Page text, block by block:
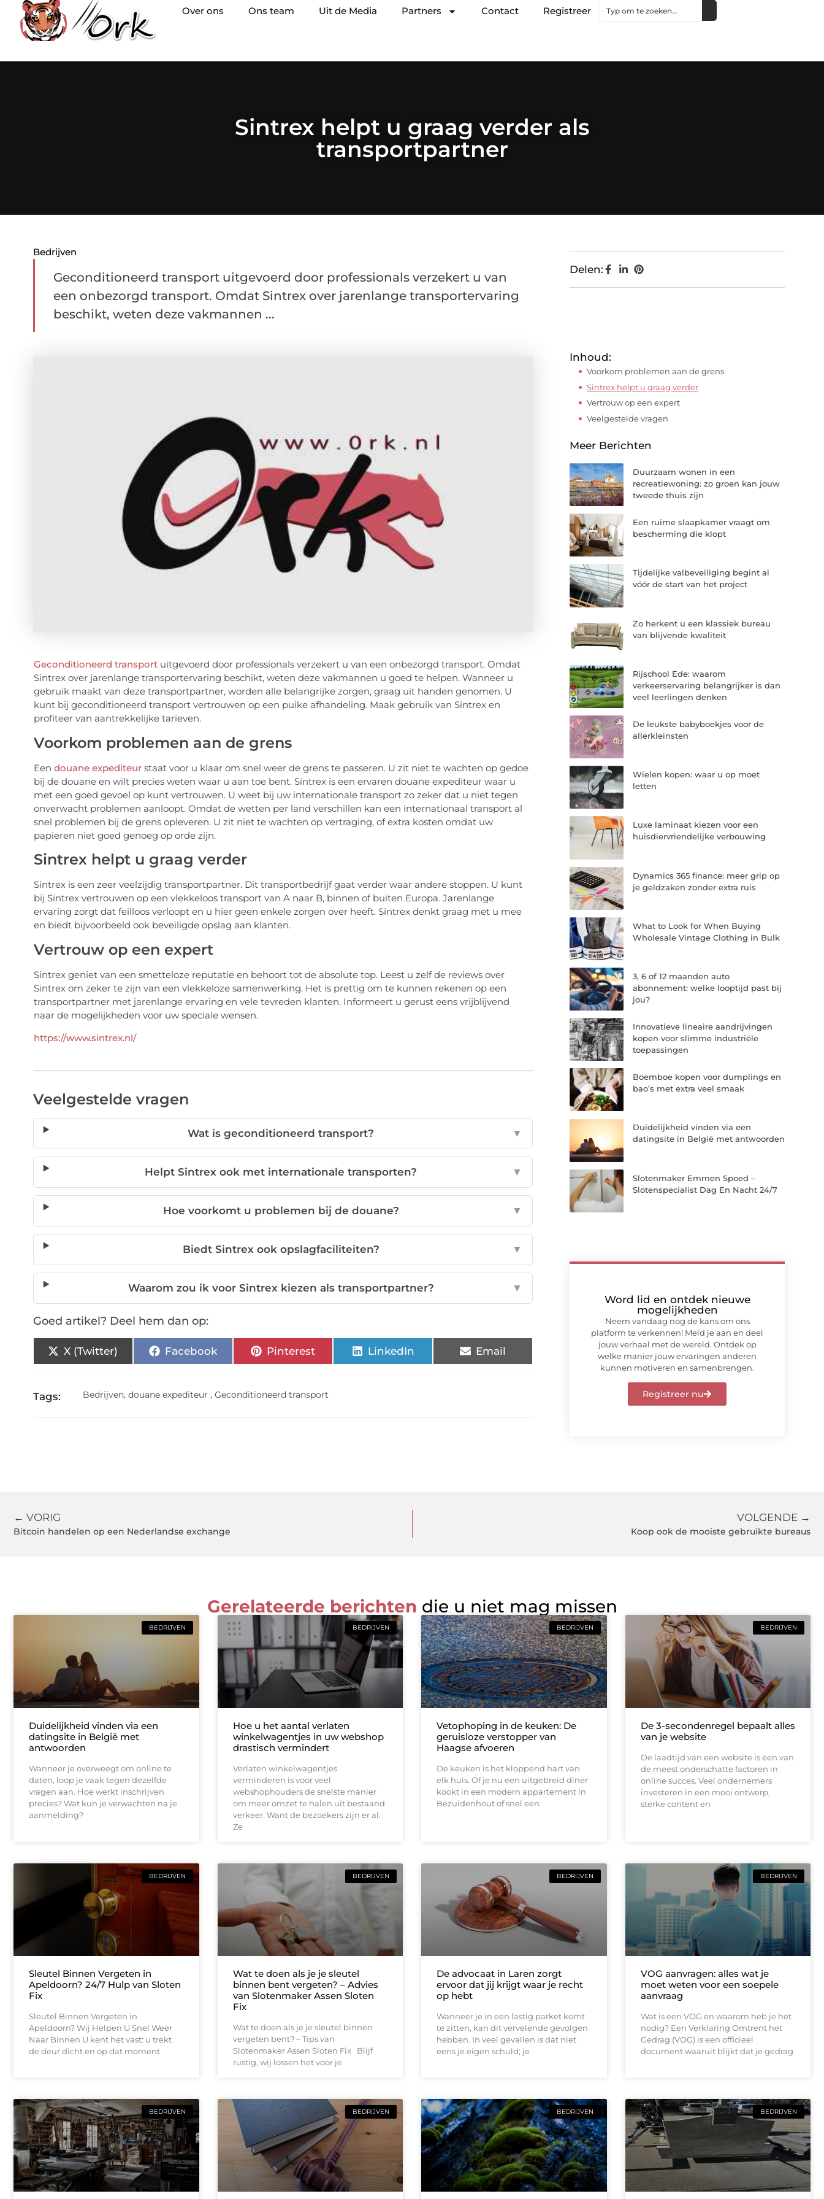
Over ons Ons team Uit de Media Partners Contact Registreer
Sintrex helpt u graag verder als
transportpartner
Bedrijven
Geconditioneerd transport uitgevoerd door professionals verzekert u van
een onbezorgd transport. Omdat Sintrex over jarenlange transportervaring
beschikt, weten deze vakmannen ...
Geconditioneerd transportuitgevoerd door professionals verzekert u van een onbezorgd transport. Omdat
Sintrex over jarenlange transportervaring beschikt, weten deze vakmannen u goed te helpen. Wanneer u
gebruik maakt van deze transportpartner, worden alle belangrijke zorgen, graag uit handen genomen. U
kunt bij geconditioneerd transport vertrouwen op een puike afhandeling. Maak gebruik van Sintrex en
profiteer van aantrekkelijke tarieven.
Voorkom problemen aan de grens
Een douane expediteurstaat voor u klaar om snel weer de grens te passeren. U zit niet te wachten op gedoe
bij de douane en wilt precies weten waar u aan toe bent. Sintrex is een ervaren douane expediteur waar u
met een goed gevoel op kunt vertrouwen. U weet bij uw internationale transport zo zeker dat u niet tegen
onverwacht problemen aanloopt. Omdat de wetten per land verschillen kan een internationaal transport al
snel problemen bij de grens opleveren. U zit niet te wachten op vertraging, of extra kosten omdat uw
papieren niet goed genoeg op orde zijn.
Sintrex helpt u graag verder
Sintrex is een zeer veelzijdig transportpartner. Dit transportbedrijf gaat verder waar andere stoppen. U kunt
bij Sintrex vertrouwen op een vlekkeloos transport van A naar B, binnen of buiten Europa. Jarenlange
ervaring zorgt dat feilloos verloopt en u hier geen enkele zorgen over heeft. Sintrex denkt graag met u mee
en biedt bijvoorbeeld ook beveiligde opslag aan klanten.
Vertrouw op een expert
Sintrex geniet van een smetteloze reputatie en behoort tot de absolute top. Leest u zelf de reviews over
Sintrex om zeker te zijn van een vlekkeloze samenwerking. Het is prettig om te kunnen rekenen op een
transportpartner met jarenlange ervaring en vele tevreden klanten. Informeert u gerust eens vrijblijvend
naar de mogelijkheden voor uw speciale wensen.
https://www.sintrex.nl/
Veelgestelde vragen
Wat is geconditioneerd transport? ▼
Helpt Sintrex ook met internationale transporten? ▼
Hoe voorkomt u problemen bij de douane? ▼
Biedt Sintrex ook opslagfaciliteiten? ▼
Waarom zou ik voor Sintrex kiezen als transportpartner? ▼
Goed artikel? Deel hem dan op:
X (Twitter) Facebook Pinterest LinkedIn Email
Tags: Bedrijven,douane expediteur ,Geconditioneerd transport
Delen:
Inhoud:
Voorkom problemen aan de grens
Sintrex helpt u graag verder
Vertrouw op een expert
Veelgestelde vragen
Meer Berichten
Duurzaam wonen in een
recreatiewoning: zo groen kan jouw
tweede thuis zijn
Een ruime slaapkamer vraagt om
bescherming die klopt
Tijdelijke valbeveiliging begint al
vóór de start van het project
Zo herkent u een klassiek bureau
van blijvende kwaliteit
Rijschool Ede: waarom
verkeerservaring belangrijker is dan
veel leerlingen denken
De leukste babyboekjes voor de
allerkleinsten
Wielen kopen: waar u op moet
letten
Luxe laminaat kiezen voor een
huisdiervriendelijke verbouwing
Dynamics 365 finance: meer grip op
je geldzaken zonder extra ruis
What to Look for When Buying
Wholesale Vintage Clothing in Bulk
3, 6 of 12 maanden auto
abonnement: welke looptijd past bij
jou?
Innovatieve lineaire aandrijvingen
kopen voor slimme industriële
toepassingen
Boemboe kopen voor dumplings en
bao’s met extra veel smaak
Duidelijkheid vinden via een
datingsite in België met antwoorden
Slotenmaker Emmen Spoed –
Slotenspecialist Dag En Nacht 24/7
Word lid en ontdek nieuwe
mogelijkheden
Neem vandaag nog de kans om ons
platform te verkennen! Meld je aan en deel
jouw verhaal met de wereld. Ontdek op
welke manier jouw ervaringen anderen
kunnen motiveren en samenbrengen.
Registreer nu
← VORIG
Bitcoin handelen op een Nederlandse exchange
VOLGENDE →
Koop ook de mooiste gebruikte bureaus
Gerelateerde berichten die u niet mag missen
BEDRIJVEN
Duidelijkheid vinden via een
datingsite in België met
antwoorden
Wanneer je overweegt om online te
daten, loop je vaak tegen dezelfde
vragen aan. Hoe werkt inschrijven
precies? Wat kun je verwachten na je
aanmelding?
BEDRIJVEN
Hoe u het aantal verlaten
winkelwagentjes in uw webshop
drastisch vermindert
Verlaten winkelwagentjes
verminderen is voor veel
webshophouders de snelste manier
om meer omzet te halen uit bestaand
verkeer. Want de bezoekers zijn er al.
Ze
BEDRIJVEN
Vetophoping in de keuken: De
geruisloze verstopper van
Haagse afvoeren
De keuken is het kloppend hart van
elk huis. Of je nu een uitgebreid diner
kookt in een modern appartement in
Bezuidenhout of snel een
BEDRIJVEN
De 3-secondenregel bepaalt alles
van je website
De laadtijd van een website is een van
de meest onderschatte factoren in
online succes. Veel ondernemers
investeren in een mooi ontwerp,
sterke content en
BEDRIJVEN
Sleutel Binnen Vergeten in
Apeldoorn? 24/7 Hulp van Sloten
Fix
Sleutel Binnen Vergeten in
Apeldoorn? Wij Helpen U Snel Weer
Naar Binnen U kent het vast: u trekt
de deur dicht en op dat moment
BEDRIJVEN
Wat te doen als je je sleutel
binnen bent vergeten? – Advies
van Slotenmaker Assen Sloten
Fix
Wat te doen als je je sleutel binnen
vergeten bent? – Tips van
Slotenmaker Assen Sloten Fix Blijf
rustig, wij lossen het voor je
BEDRIJVEN
De advocaat in Laren zorgt
ervoor dat jij krijgt waar je recht
op hebt
Wanneer je in een lastig parket komt
te zitten, kan dit vervelende gevolgen
hebben. In veel gevallen is dat niet
eens je eigen schuld; je
BEDRIJVEN
VOG aanvragen: alles wat je
moet weten voor een soepele
aanvraag
Wat is een VOG en waarom heb je het
nodig? Een Verklaring Omtrent het
Gedrag (VOG) is een officieel
document waaruit blijkt dat je gedrag
BEDRIJVEN BEDRIJVEN BEDRIJVEN BEDRIJVEN